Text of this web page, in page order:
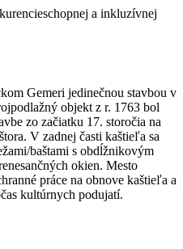
a inkluzívnej
Gemeri jedinečnou stavbou v
objekt z r. 1763 bol
zo začiatku 17. storočia na
V zadnej časti kaštieľa sa
baštami s obdĺžnikovým
okien. Mesto
práce na obnove kaštieľa a
kultúrnych podujatí.